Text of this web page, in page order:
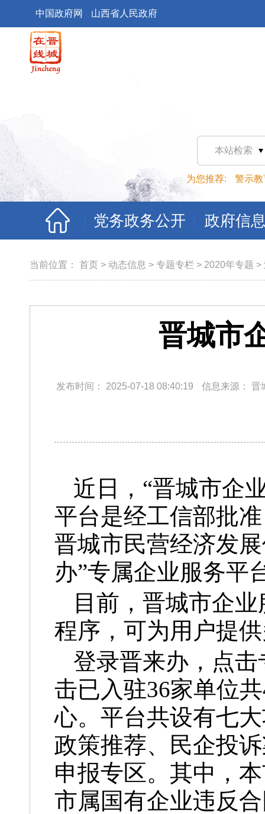
中国政府网 山西省人民政府
本站检索
为您推荐: 警示教
党务政务公开 政府信
当前位置： 首页 > 动态信息 > 专题专栏 > 2020年专题 >
晋城市
发布时间： 2025-07-18 08:40:19 信息来源： 晋
近日，“晋城市企
平台是经工信部批
晋城市民营经济发
办”专属企业服务平
目前，晋城市企
程序，可为用户提
登录晋来办，点
击已入驻36家单位
心。平台共设有七
政策推荐、民企投
申报专区。其中，
市属国有企业违反